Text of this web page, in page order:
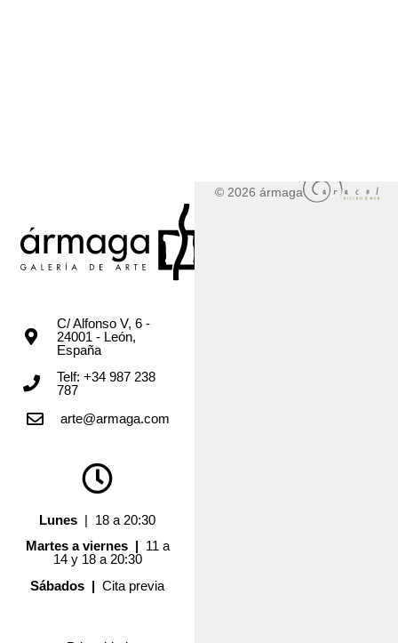
C/ Alfonso V, 6 -
24001 - León,
España
Telf: +34 987 238
787
arte@armaga.com
Lunes | 18 a 20:30
Martes a viernes | 11 a
14 y 18 a 20:30
Sábados |Cita previa
© 2026 ármaga